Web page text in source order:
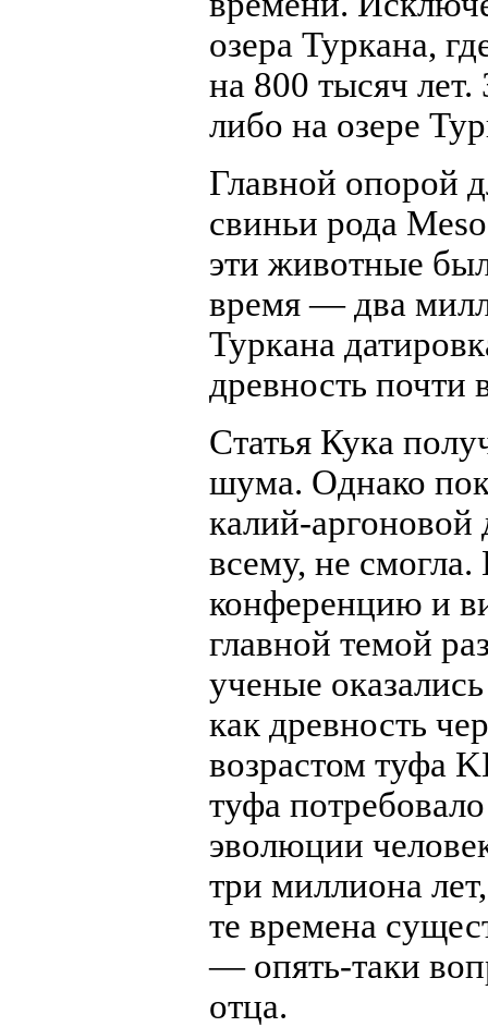
озера Туркана,
на 800 тысяч
либо на озере
Главной опорой
свиньи рода
эти животные
время — два
Туркана
древность почти
Статья Кука
шума. Однако
калий-аргоновой
всему, не
конференцию и
главной темой
ученые
как древность
возрастом туфа
туфа
эволюции
три миллиона
те времена
— опять-таки
отца.